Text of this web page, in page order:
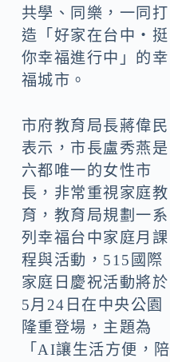
共學、同樂，一同打
造「好家在台中‧挺
你幸福進行中」的幸
福城市。
市府教育局長蔣偉民
表示，市長盧秀燕是
六都唯一的女性市
長，非常重視家庭教
育，教育局規劃一系
列幸福台中家庭月課
程與活動，515國際
家庭日慶祝活動將於
5月24日在中央公園
隆重登場，主題為
「AI讓生活方便，陪